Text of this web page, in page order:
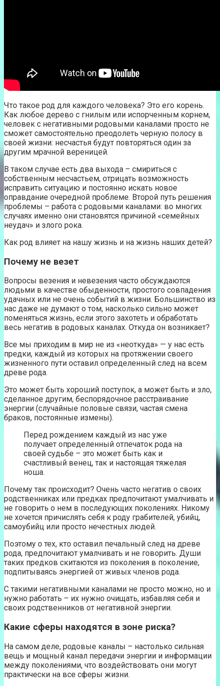
Что такое род для каждого человека? Это его корень.
Как любое дерево с гнилым или испорченным корнем,
человек с негативными родовыми каналами просто не
сможет самостоятельно преодолеть черную полосу в
своей жизни: несчастья будут повторяться один за
другим мрачной вереницей.
В таком случае есть два выхода – смириться с
собственным несчастьем, отрицать возможность
исправить ситуацию и постоянно искать новое
оправдание очередной проблеме. Второй путь решения
проблемы – работа с родовыми каналами: во многих
случаях именно они становятся причиной «семейных
неудач» и злого рока.
Как род влияет на нашу жизнь и на жизнь наших детей?
Почему не везет
Вопросы везения и невезения часто обсуждаются
людьми в качестве обыденности, простого совпадения
удачных или не очень событий в жизни. Большинство из
нас даже не думают о том, насколько сильно может
поменяться жизнь, если этого захотеть и обработать
весь негатив в родовых каналах. Откуда он возникает?
Все мы приходим в мир не из «неоткуда» — у нас есть
предки, каждый из которых на протяжении своего
жизненного пути оставил определенный след на всем
древе рода.
Это может быть хороший поступок, а может быть и зло,
сделанное другим, беспорядочное расстраивание
энергии (случайные половые связи, частая смена
браков, постоянные измены).
Перед рождением каждый из нас уже
получает определенный отпечаток рода на
своей судьбе – это может быть как и
счастливый венец, так и настоящая тяжелая
ноша.
Почему так происходит? Очень часто негатив о своих
родственниках или предках предпочитают умалчивать и
не говорить о нем в последующих поколениях. Никому
не хочется причислять себя к роду грабителей, убийц,
самоубийц или просто нечестных людей.
Поэтому о тех, кто оставил печальный след на древе
рода, предпочитают умалчивать и не говорить. Души
таких предков скитаются из поколения в поколение,
подпитываясь энергией от живых членов рода.
С такими негативными каналами не просто можно, но и
нужно работать – их нужно очищать, избавляя себя и
своих родственников от негативной энергии.
Какие сферы находятся в зоне риска?
На самом деле, родовые каналы – настолько сильная
вещь и мощный канал передачи энергии и информации
между поколениями, что воздействовать они могут
практически на все сферы жизни.